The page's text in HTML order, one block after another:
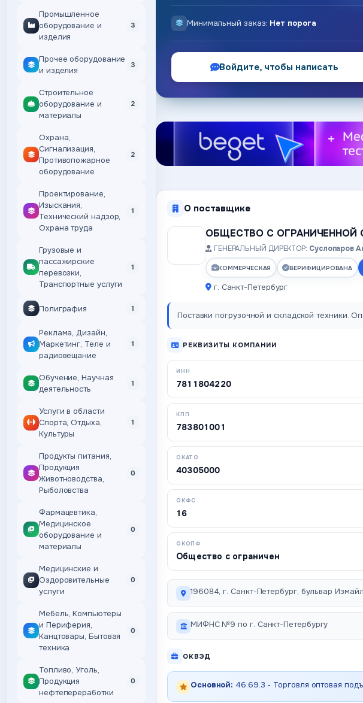
Промышленное
оборудование и
изделия
3
Прочее оборудование
и изделия
3
Строительное
оборудование и
материалы
2
Охрана,
Сигнализация,
Противопожарное
оборудование
2
Проектирование,
Изыскания,
Технический надзор,
Охрана труда
1
Грузовые и
пассажирские
перевозки,
Транспортные услуги
1
Полиграфия 1
Реклама, Дизайн,
Маркетинг, Теле и
радиовещание
1
Обучение, Научная
деятельность
1
Услуги в области
Спорта, Отдыха,
Культуры
1
Продукты питания,
Продукция
Животноводства,
Рыболовства
0
Фармацевтика,
Медицинское
оборудование и
материалы
0
Медицинские и
Оздоровительные
услуги
0
Мебель, Компьютеры
и Периферия,
Канцтовары, Бытовая
техника
0
Топливо, Уголь,
Продукция
нефтепереработки
0
Минимальный заказ: Нет порога
Войдите, чтобы написать
О поставщике
ОБЩЕСТВО С ОГРАНИЧЕННОЙ
ГЕНЕРАЛЬНЫЙ ДИРЕКТОР: Суслопаров
КОММЕРЧЕСКАЯ ВЕРИФИЦИРОВАНА
г. Санкт-Петербург
Поставки погрузочной и складской техники.
РЕКВИЗИТЫ КОМПАНИИ
ИНН
7811804220
КПП
783801001
ОКАТО
40305000
ОКФС
16
ОКОПФ
Общество с ограничен
196084, г. Санкт-Петербург, бульвар
МИФНС №9 по г. Санкт-Петербургу
ОКВЭД
Основной: 46.69.3 - Торговля оптовая